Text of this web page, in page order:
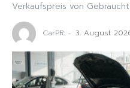
Verkaufspreis von
CarPR - 3. August